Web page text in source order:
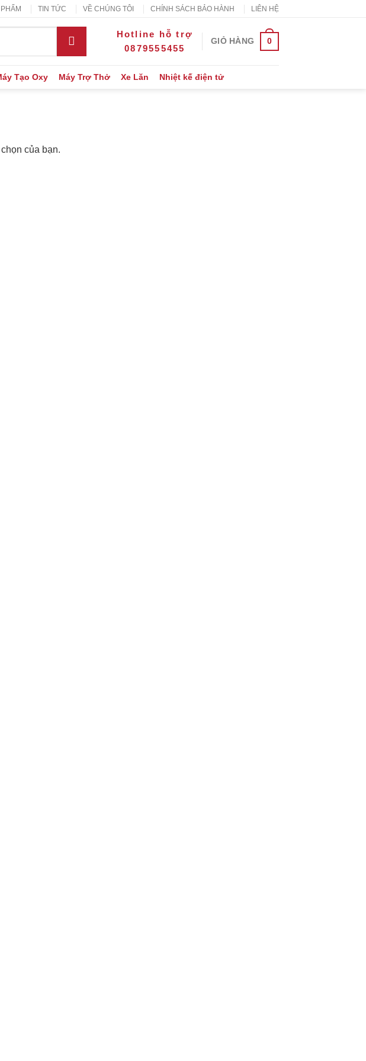
TIN TỨC VỀ CHÚNG TÔI CHÍNH SÁCH BẢO HÀNH LIÊN HỆ
Hotline hỗ trợ
0879555455
GIỎ HÀNG 0
Tạo Oxy Máy Trợ Thở Xe Lăn Nhiệt kế điện tử
của bạn.